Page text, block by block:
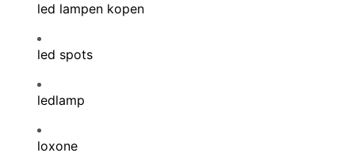
led lampen kopen
led spots
ledlamp
loxone